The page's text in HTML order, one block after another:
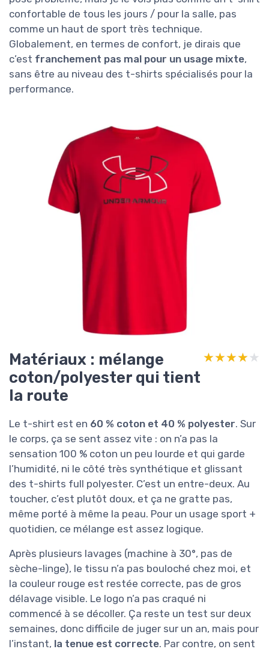
confortable de tous les jours / pour la salle, pas
comme un haut de sport très technique.
Globalement, en termes de confort, je dirais que
c’est franchement pas mal pour un usage mixte,
sans être au niveau des t-shirts spécialisés pour la
performance.
Matériaux : mélange
coton/polyester qui tient
la route
★★★★★
★★★★★
Le t-shirt est en 60 % coton et 40 % polyester. Sur
le corps, ça se sent assez vite : on n’a pas la
sensation 100 % coton un peu lourde et qui garde
l’humidité, ni le côté très synthétique et glissant
des t-shirts full polyester. C’est un entre-deux. Au
toucher, c’est plutôt doux, et ça ne gratte pas,
même porté à même la peau. Pour un usage sport +
quotidien, ce mélange est assez logique.
Après plusieurs lavages (machine à 30°, pas de
sèche-linge), le tissu n’a pas bouloché chez moi, et
la couleur rouge est restée correcte, pas de gros
délavage visible. Le logo n’a pas craqué ni
commencé à se décoller. Ça reste un test sur deux
semaines, donc difficile de juger sur un an, mais pour
l’instant, la tenue est correcte. Par contre, on sent